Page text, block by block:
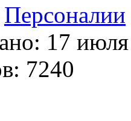
Персоналии
17
7240